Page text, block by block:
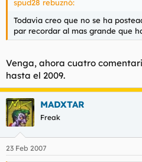
spud28 rebuznó:
Todavia creo que no se ha
par recordar al mas grande que
Venga, ahora cuatro
hasta el 2009.
MADXTAR
Freak
23 Feb 2007